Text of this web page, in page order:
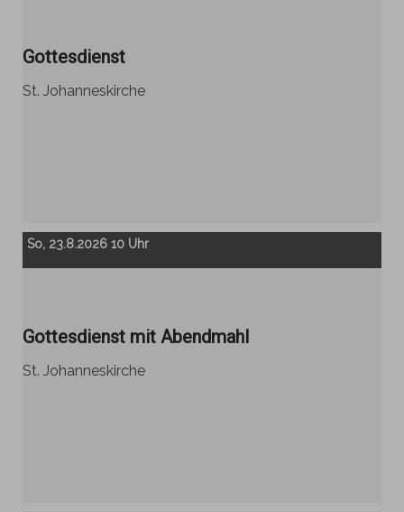
Gottesdienst
St. Johanneskirche
So, 23.8.2026 10 Uhr
Gottesdienst mit Abendmahl
St. Johanneskirche